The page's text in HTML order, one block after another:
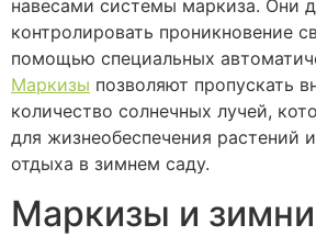
навесами системы маркиза. Они
контролировать проникновение
помощью специальных
Маркизы позволяют пропускать
количество солнечных лучей,
для жизнеобеспечения растений
отдыха в зимнем саду.
Маркизы и